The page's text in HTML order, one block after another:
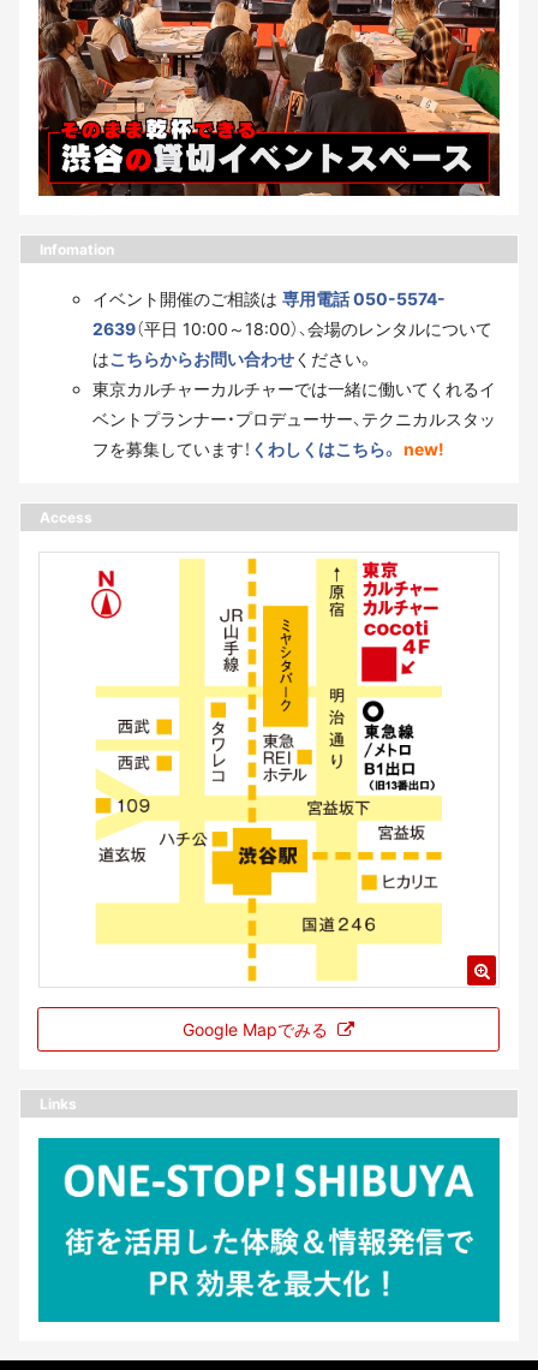
Infomation
イベント開催のご相談は 専用電話 050-5574-
2639（平日 10:00～18:00）、会場のレンタルについて
はこちらからお問い合わせください。
東京カルチャーカルチャーでは一緒に働いてくれるイ
ベントプランナー・プロデューサー、テクニカルスタッ
フを募集しています！ くわしくはこちら。 new!
Access
Google Mapでみる
Links